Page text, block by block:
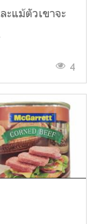
ะแม้ตัวเขาจะ
4